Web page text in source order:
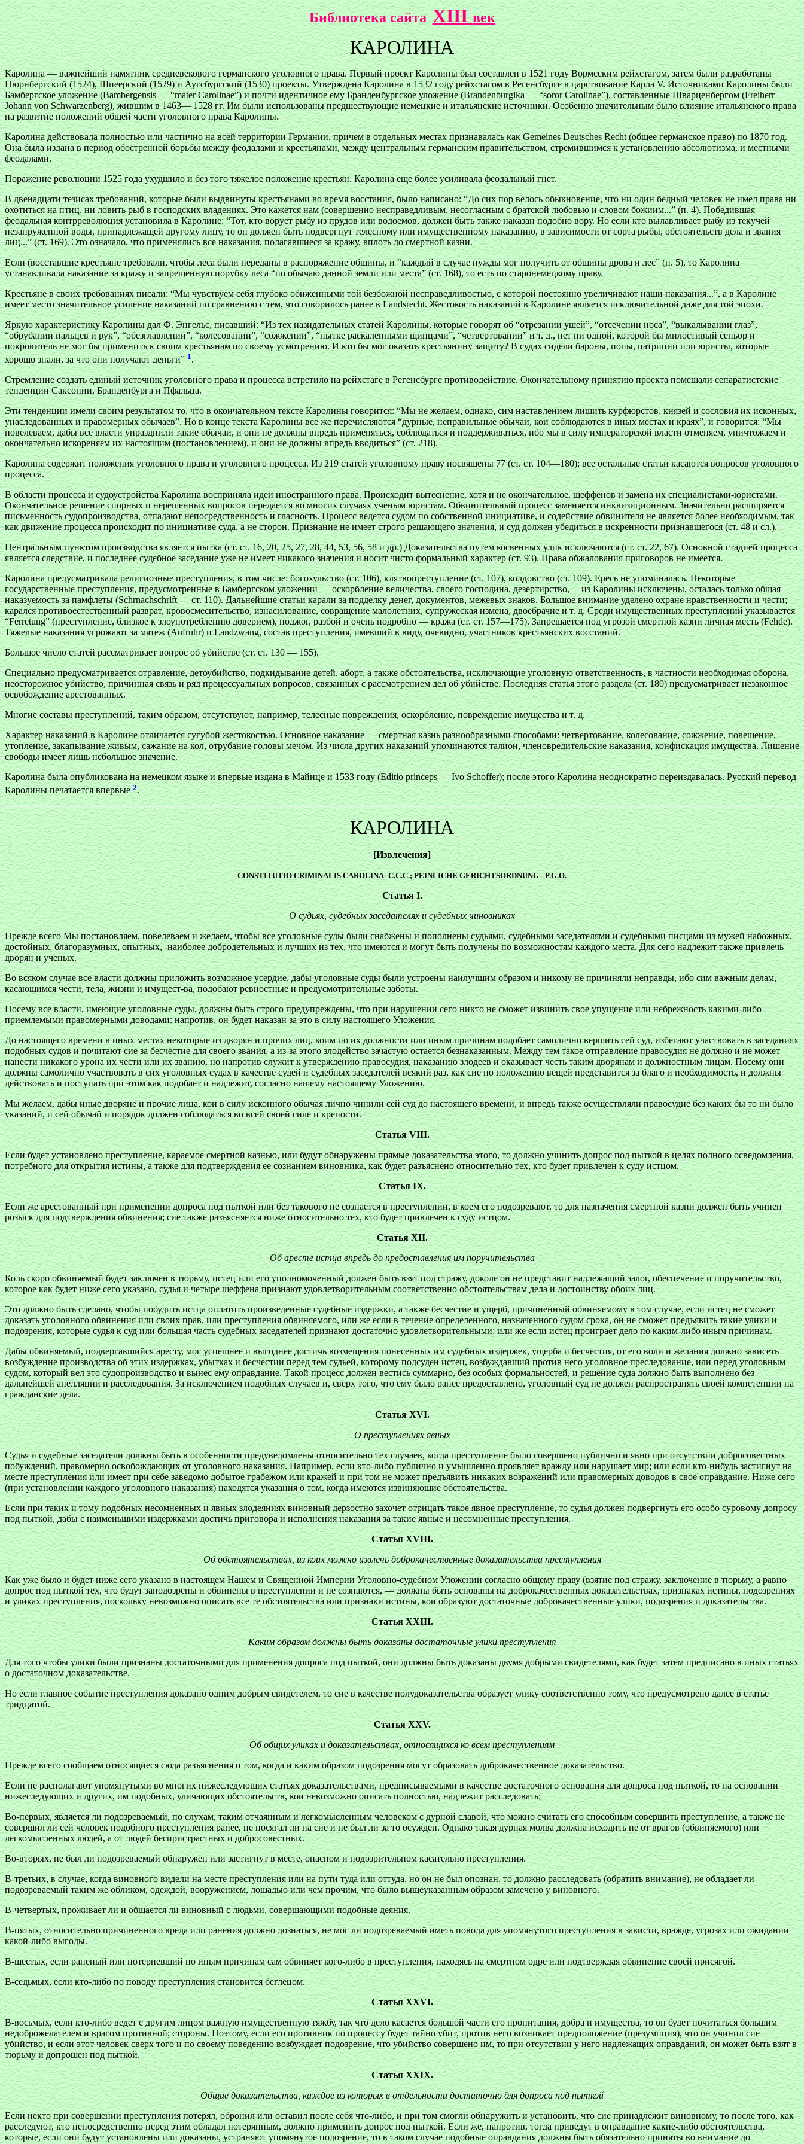
Библиотека сайта XIIIвек
КАРОЛИНА
Каролина — важнейший памятник средневекового германского уголовного права. Первый проект Каролины был составлен в 1521 году Вормсским рейхстагом, затем были разработаны
Нюрнбергский (1524), Шпеерский (1529) и Аугсбургский (1530) проекты. Утверждена Каролина в 1532 году рейхстагом в Регенсбурге в царствование Карла V. Источниками Каролины были
Бамбергское уложение (Bambergensis — “mater Carolinae”) и почти идентичное ему Бранденбургское уложение (Brandenburgika — “soror Carolinae”), составленные Шварценбергом (Freiherr
Johann von Schwarzenberg), жившим в 1463— 1528 гг. Им были использованы предшествующие немецкие и итальянские источники. Особенно значительным было влияние итальянского права
на развитие положений общей части уголовного права Каролины.
Каролина действовала полностью или частично на всей территории Германии, причем в отдельных местах признавалась как Gemeines Deutsches Recht (общее германское право) по 1870 год.
Она была издана в период обостренной борьбы между феодалами и крестьянами, между центральным германским правительством, стремившимся к установлению абсолютизма, и местными
феодалами.
Поражение революции 1525 года ухудшило и без того тяжелое положение крестьян. Каролина еще более усиливала феодальный гнет.
В двенадцати тезисах требований, которые были выдвинуты крестьянами во время восстания, было написано: “До сих пор велось обыкновение, что ни один бедный человек не имел права ни
охотиться на птиц, ни ловить рыб в господских владениях. Это кажется нам (совершенно несправедливым, несогласным с братской любовью и словом божиим...” (п. 4). Победившая
феодальная контрреволюция установила в Каролине: “Тот, кто ворует рыбу из прудов или водоемов, должен быть также наказан подобно вору. Но если кто вылавливает рыбу из текучей
незапруженной воды, принадлежащей другому лицу, то он должен быть подвергнут телесному или имущественному наказанию, в зависимости от сорта рыбы, обстоятельств дела и звания
лиц...” (ст. 169). Это означало, что применялись все наказания, полагавшиеся за кражу, вплоть до смертной казни.
Если (восставшие крестьяне требовали, чтобы леса были переданы в распоряжение общины, и “каждый в случае нужды мог получить от общины дрова и лес” (п. 5), то Каролина
устанавливала наказание за кражу и запрещенную порубку леса “по обычаю данной земли или места” (ст. 168), то есть по старонемецкому праву.
Крестьяне в своих требованиях писали: “Мы чувствуем себя глубоко обиженными той безбожной несправедливостью, с которой постоянно увеличивают наши наказания...”, а в Каролине
имеет место значительное усиление наказаний по сравнению с тем, что говорилось ранее в Landsrecht. Жестокость наказаний в Каролине является исключительной даже для той эпохи.
Яркую характеристику Каролины дал Ф. Энгельс, писавший: “Из тех назидательных статей Каролины, которые говорят об “отрезании ушей”, “отсечении носа”, “выкалывании глаз”,
“обрубании пальцев и рук”, “обезглавлении”, “колесовании”, “сожжении”, “пытке раскаленными щипцами”, “четвертовании” и т. д., нет ни одной, которой бы милостивый сеньор и
покровитель не мог бы применить к своим крестьянам по своему усмотрению. И кто бы мог оказать крестьянину защиту? В судах сидели бароны, попы, патриции или юристы, которые
хорошо знали, за что они получают деньги”1.
Стремление создать единый источник уголовного права и процесса встретило на рейхстаге в Регенсбурге противодействие. Окончательному принятию проекта помешали сепаратистские
тенденции Саксонии, Бранденбурга и Пфальца.
Эти тенденции имели своим результатом то, что в окончательном тексте Каролины говорится: “Мы не желаем, однако, сим наставлением лишить курфюрстов, князей и сословия их исконных,
унаследованных и правомерных обычаев”. Но в конце текста Каролины все же перечисляются “дурные, неправильные обычаи, кои соблюдаются в иных местах и краях”, и говорится: “Мы
повелеваем, дабы все власти упразднили такие обычаи, и они не должны впредь применяться, соблюдаться и поддерживаться, ибо мы в силу императорской власти отменяем, уничтожаем и
окончательно искореняем их настоящим (постановлением), и они не должны впредь вводиться” (ст. 218).
Каролина содержит положения уголовного права и уголовного процесса. Из 219 статей уголовному праву посвящены 77 (ст. ст. 104—180); все остальные статьи касаются вопросов уголовного
процесса.
В области процесса и судоустройства Каролина восприняла идеи иностранного права. Происходит вытеснение, хотя и не окончательное, шеффенов и замена их специалистами-юристами.
Окончательное решение спорных и нерешенных вопросов передается во многих случаях ученым юристам. Обвинительный процесс заменяется инквизиционным. Значительно расширяется
письменность судопроизводства, отпадают непосредственность и гласность. Процесс ведется судом по собственной инициативе, и содействие обвинителя не является более необходимым, так
как движение процесса происходит по инициативе суда, а не сторон. Признание не имеет строго решающего значения, и суд должен убедиться в искренности признавшегося (ст. 48 и сл.).
Центральным пунктом производства является пытка (ст. ст. 16, 20, 25, 27, 28, 44, 53, 56, 58 и др.) Доказательства путем косвенных улик исключаются (ст. ст. 22, 67). Основной стадией процесса
является следствие, и последнее судебное заседание уже не имеет никакого значения и носит чисто формальный характер (ст. 93). Права обжалования приговоров не имеется.
Каролина предусматривала религиозные преступления, в том числе: богохульство (ст. 106), клятвопреступление (ст. 107), колдовство (ст. 109). Ересь не упоминалась. Некоторые
государственные преступления, предусмотренные в Бамбергском уложении — оскорбление величества, своего господина, дезертирство,— из Каролины исключены, осталась только общая
наказуемость за памфлеты (Schrnachschrift — ст. 110). Дальнейшие статьи карали за подделку денег, документов, межевых знаков. Большое внимание уделено охране нравственности и чести;
карался противоестественный разврат, кровосмесительство, изнасилование, совращение малолетних, супружеская измена, двоебрачие и т. д. Среди имущественных преступлений указывается
“Ferretung” (преступление, близкое к злоупотреблению доверием), поджог, разбой и очень подробно — кража (ст. ст. 157—175). Запрещается под угрозой смертной казни личная месть (Fehde).
Тяжелые наказания угрожают за мятеж (Aufruhr) и Landzwang, состав преступления, имевший в виду, очевидно, участников крестьянских восстаний.
Большое число статей рассматривает вопрос об убийстве (ст. ст. 130 — 155).
Специально предусматривается отравление, детоубийство, подкидывание детей, аборт, а также обстоятельства, исключающие уголовную ответственность, в частности необходимая оборона,
неосторожное убийство, причинная связь и ряд процессуальных вопросов, связанных с рассмотрением дел об убийстве. Последняя статья этого раздела (ст. 180) предусматривает незаконное
освобождение арестованных.
Многие составы преступлений, таким образом, отсутствуют, например, телесные повреждения, оскорбление, повреждение имущества и т. д.
Характер наказаний в Каролине отличается сугубой жестокостью. Основное наказание — смертная казнь разнообразными способами: четвертование, колесование, сожжение, повешение,
утопление, закапывание живым, сажание на кол, отрубание головы мечом. Из числа других наказаний упоминаются талион, членовредительские наказания, конфискация имущества. Лишение
свободы имеет лишь небольшое значение.
Каролина была опубликована на немецком языке и впервые издана в Майнце и 1533 году (Editio princeps — Ivo Schoffer); после этого Каролина неоднократно переиздавалась. Русский перевод
Каролины печатается впервые2.
КАРОЛИНА
[Извлечения]
CONSTITUTIO CRIMINALIS CAROLINA- C.C.C.; PEINLICHE GERICHTSORDNUNG - P.G.O.
Статья I.
О судьях, судебных заседателях и судебных чиновниках
Прежде всего Мы постановляем, повелеваем и желаем, чтобы все уголовные суды были снабжены и пополнены судьями, судебными заседателями и судебными писцами из мужей набожных,
достойных, благоразумных, опытных, -наиболее добродетельных и лучших из тех, что имеются и могут быть получены по возможностям каждого места. Для сего надлежит также привлечь
дворян и ученых.
Во всяком случае все власти должны приложить возможное усердие, дабы уголовные суды были устроены наилучшим образом и никому не причиняли неправды, ибо сим важным делам,
касающимся чести, тела, жизни и имущест-ва, подобают ревностные и предусмотрительные заботы.
Посему все власти, имеющие уголовные суды, должны быть строго предупреждены, что при нарушении сего никто не сможет извинить свое упущение или небрежность какими-либо
приемлемыми правомерными доводами: напротив, он будет наказан за это в силу настоящего Уложения.
До настоящего времени в иных местах некоторые из дворян и прочих лиц, коим по их должности или иным причинам подобает самолично вершить сей суд, избегают участвовать в заседаниях
подобных судов и почитают сие за бесчестие для своего звания, а из-за этого злодейство зачастую остается безнаказанным. Между тем такое отправление правосудия не должно и не может
нанести никакого урона их чести или их званию, но напротив служит к утверждению правосудия, наказанию злодеев и оказывает честь таким дворянам и должностным лицам. Посему они
должны самолично участвовать в сих уголовных судах в качестве судей и судебных заседателей всякий раз, как сие по положению вещей представится за благо и необходимость, и должны
действовать и поступать при этом как подобает и надлежит, согласно нашему настоящему Уложению.
Мы желаем, дабы иные дворяне и прочие лица, кои в силу исконного обычая лично чинили сей суд до настоящего времени, и впредь также осуществляли правосудие без каких бы то ни было
указаний, и сей обычай и порядок должен соблюдаться во всей своей силе и крепости.
Статья VIII.
Если будет установлено преступление, караемое смертной казнью, или будут обнаружены прямые доказательства этого, то должно учинить допрос под пыткой в целях полного осведомления,
потребного для открытия истины, а также для подтверждения ее сознанием виновника, как будет разъяснено относительно тех, кто будет привлечен к суду истцом.
Статья IX.
Если же арестованный при применении допроса под пыткой или без такового не сознается в преступлении, в коем его подозревают, то для назначения смертной казни должен быть учинен
розыск для подтверждения обвинения; сие также разъясняется ниже относительно тех, кто будет привлечен к суду истцом.
Статья XII.
Об аресте истца впредь до предоставления им поручительства
Коль скоро обвиняемый будет заключен в тюрьму, истец или его уполномоченный должен быть взят под стражу, доколе он не представит надлежащий залог, обеспечение и поручительство,
которое как будет ниже сего указано, судья и четыре шеффена признают удовлетворительным соответственно обстоятельствам дела и достоинству обоих лиц.
Это должно быть сделано, чтобы побудить истца оплатить произведенные судебные издержки, а также бесчестие и ущерб, причиненный обвиняемому в том случае, если истец не сможет
доказать уголовного обвинения или своих прав, или преступления обвиняемого, или же если в течение определенного, назначенного судом срока, он не сможет предъявить такие улики и
подозрения, которые судья к суд или большая часть судебных заседателей признают достаточно удовлетворительными; или же если истец проиграет дело по каким-либо иным причинам.
Дабы обвиняемый, подвергавшийся аресту, мог успешнее и выгоднее достичь возмещения понесенных им судебных издержек, ущерба и бесчестия, от его воли и желания должно зависеть
возбуждение производства об этих издержках, убытках и бесчестии перед тем судьей, которому подсуден истец, возбуждавший против него уголовное преследование, или перед уголовным
судом, который вел это судопроизводство и вынес ему оправдание. Такой процесс должен вестись суммарно, без особых формальностей, и решение суда должно быть выполнено без
дальнейшей апелляции и расследования. За исключением подобных случаев и, сверх того, что ему было ранее предоставлено, уголовный суд не должен распространять своей компетенции на
гражданские дела.
Статья XVI.
О преступлениях явных
Судья и судебные заседатели должны быть в особенности предуведомлены относительно тех случаев, когда преступление было совершено публично и явно при отсутствии добросовестных
побуждений, правомерно освобождающих от уголовного наказания. Например, если кто-либо публично и умышленно проявляет вражду или нарушает мир; или если кто-нибудь застигнут на
месте преступления или имеет при себе заведомо добытое грабежом или кражей и при том не может предъявить никаких возражений или правомерных доводов в свое оправдание. Ниже сего
(при установлении каждого уголовного наказания) находятся указания о том, когда имеются извиняющие обстоятельства.
Если при таких и тому подобных несомненных и явных злодеяниях виновный дерзостно захочет отрицать такое явное преступление, то судья должен подвергнуть его особо суровому допросу
под пыткой, дабы с наименьшими издержками достичь приговора и исполнения наказания за такие явные и несомненные преступления.
Статья XVIII.
Об обстоятельствах, из коих можно извлечь доброкачественные доказательства преступления
Как уже было и будет ниже сего указано в настоящем Нашем и Священной Империи Уголовно-судебном Уложении согласно общему праву (взятие под стражу, заключение в тюрьму, а равно
допрос под пыткой тех, что будут заподозрены и обвинены в преступлении и не сознаются, — должны быть основаны на доброкачественных доказательствах, признаках истины, подозрениях
и уликах преступления, поскольку невозможно описать все те обстоятельства или признаки истины, кои образуют достаточные доброкачественные улики, подозрения и доказательства.
Статья XXIII.
Каким образом должны быть доказаны достаточные улики преступления
Для того чтобы улики были признаны достаточными для применения допроса под пыткой, они должны быть доказаны двумя добрыми свидетелями, как будет затем предписано в иных статьях
о достаточном доказательстве.
Но если главное событие преступления доказано одним добрым свидетелем, то сие в качестве полудоказательства образует улику соответственно тому, что предусмотрено далее в статье
тридцатой.
Статья XXV.
Об общих уликах и доказательствах, относящихся ко всем преступлениям
Прежде всего сообщаем относящиеся сюда разъяснения о том, когда и каким образом подозрения могут образовать доброкачественное доказательство.
Если не располагают упомянутыми во многих нижеследующих статьях доказательствами, предписываемыми в качестве достаточного основания для допроса под пыткой, то на основании
нижеследующих и других, им подобных, уличающих обстоятельств, кои невозможно описать полностью, надлежит расследовать:
Во-первых, является ли подозреваемый, по слухам, таким отчаянным и легкомысленным человеком с дурной славой, что можно считать его способным совершить преступление, а также не
совершил ли сей человек подобного преступления ранее, не посягал ли на сие и не был ли за то осужден. Однако такая дурная молва должна исходить не от врагов (обвиняемого) или
легкомысленных людей, а от людей беспристрастных и добросовестных.
Во-вторых, не был ли подозреваемый обнаружен или застигнут в месте, опасном и подозрительном касательно преступления.
В-третьих, в случае, когда виновного видели на месте преступления или на пути туда или оттуда, но он не был опознан, то должно расследовать (обратить внимание), не обладает ли
подозреваемый таким же обликом, одеждой, вооружением, лошадью или чем прочим, что было вышеуказанным образом замечено у виновного.
В-четвертых, проживает ли и общается ли виновный с людьми, совершающими подобные деяния.
В-пятых, относительно причиненного вреда или ранения должно дознаться, не мог ли подозреваемый иметь повода для упомянутого преступления в зависти, вражде, угрозах или ожидании
какой-либо выгоды.
В-шестых, если раненый или потерпевший по иным причинам сам обвиняет кого-либо в преступления, находясь на смертном одре или подтверждая обвинение своей присягой.
В-седьмых, если кто-либо по поводу преступления становится беглецом.
Статья XXVI.
В-восьмых, если кто-либо ведет с другим лицом важную имущественную тяжбу, так что дело касается большой части его пропитания, добра и имущества, то он будет почитаться большим
недоброжелателем и врагом противной; стороны. Поэтому, если его противник по процессу будет тайно убит, против него возникает предположение (презумпция), что он учинил сие
убийство, и если этот человек сверх того и по своему поведению возбуждает подозрение, что убийство совершено им, то при отсутствии у него надлежащих оправданий, он может быть взят в
тюрьму и допрошен под пыткой.
Статья XXIX.
Общие доказательства, каждое из которых в отдельности достаточно для допроса под пыткой
Если некто при совершении преступления потерял, обронил или оставил после себя что-либо, и при том смогли обнаружить и установить, что сие принадлежит виновному, то после того, как
расследуют, кто непосредственно перед этим обладал потерянным, должно применить допрос под пыткой. Если же, напротив, тогда приведут в оправдание какие-либо обстоятельства,
которые, если они будут установлены или доказаны, устраняют упомянутое подозрение, то в таком случае подобные оправдания должны быть обязательно приняты во внимание до